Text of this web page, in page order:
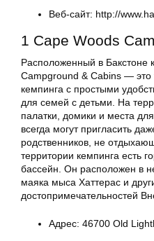
Веб-сайт: http://
1 Cape Woods
Расположенный в Бакстоне
Campground & Cabins — это
кемпинга с простыми
для семей с детьми. На
палатки, домики и места
всегда могут пригласить
родственников, не
территории кемпинга есть
бассейн. Он расположен в
маяка мыса Хаттерас и
достопримечательностей
Адрес: 46700 Old